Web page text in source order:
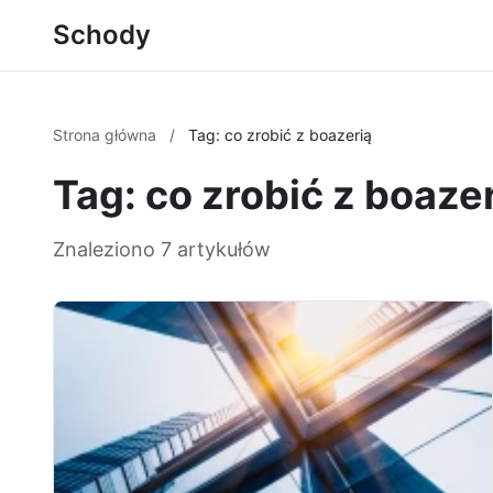
Schody
Strona główna / Tag: co zrobić z boazerią
Tag: co zrobić z
Znaleziono 7 artykułów